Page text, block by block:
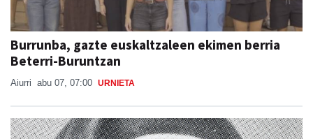
Burrunba, gazte euskaltzaleen ekimen berria
Beterri-Buruntzan
Aiurri abu 07, 07:00 URNIETA